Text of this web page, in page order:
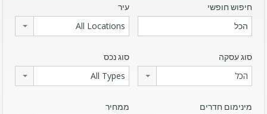
חיפוש חופשי עיר
All Locations
סוג עסקה
הכל
סוג נכס
All Types
מינימום חדרים ממחיר